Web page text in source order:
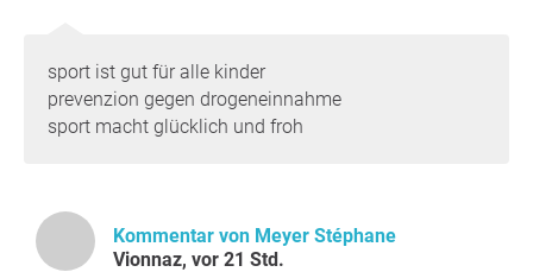
sport ist gut für alle kinder
prevenzion gegen drogeneinnahme
sport macht glücklich und froh
Kommentar von Meyer Stéphane
Vionnaz, vor 21 Std.